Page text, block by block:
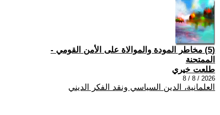
(5) مخاطر المودة والموالاة على الأمن القومي -
الممتحنة
طلعت خيري
2026 / 8 / 8
العلمانية، الدين السياسي ونقد الفكر الديني